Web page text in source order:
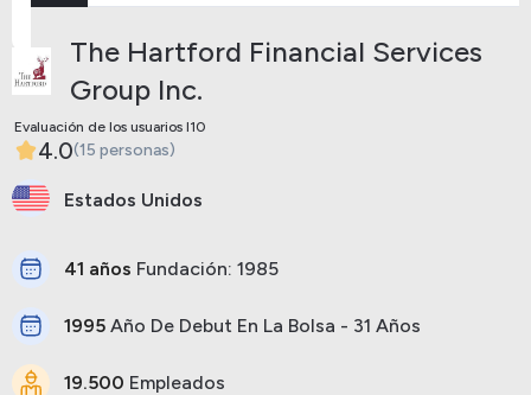
The Hartford Financial Services
Group Inc.
Evaluación de los usuarios I10
4.0(15 personas)
Estados Unidos
41 años Fundación: 1985
1995 Año De Debut En La Bolsa - 31 Años
19.500 Empleados